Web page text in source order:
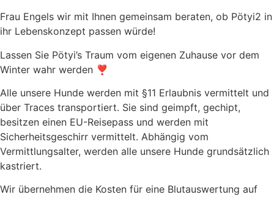
Frau Engels wir mit Ihnen gemeinsam beraten, ob Pötyi2 in
ihr Lebenskonzept passen würde!
Lassen Sie Pötyi’s Traum vom eigenen Zuhause vor dem
Winter wahr werden ❣️
Alle unsere Hunde werden mit §11 Erlaubnis vermittelt und
über Traces transportiert. Sie sind geimpft, gechipt,
besitzen einen EU-Reisepass und werden mit
Sicherheitsgeschirr vermittelt. Abhängig vom
Vermittlungsalter, werden alle unsere Hunde grundsätzlich
kastriert.
Wir übernehmen die Kosten für eine Blutauswertung auf